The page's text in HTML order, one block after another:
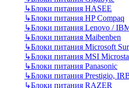
↳Блоки питания HASEE
↳Блоки питания HP Compaq
↳Блоки питания Lenovo /
↳Блоки питания Maibenben
↳Блоки питания Microsoft
↳Блоки питания MSI
↳Блоки питания Panasonic
↳Блоки питания Prestigio,
↳Блоки питания RAZER